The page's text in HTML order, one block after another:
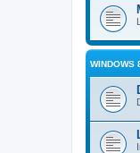
WINDOWS